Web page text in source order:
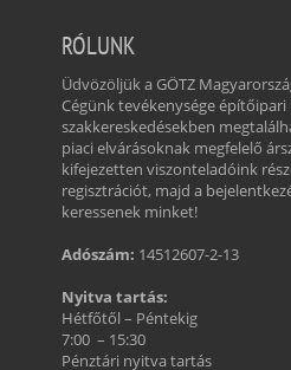
RÓLUNK
Üdvözöljük a GÖTZ
Cégünk tevékenysége
szakkereskedésekben
piaci elvárásoknak megfelelő
kifejezetten viszonteladóink
regisztrációt, majd a
keressenek minket!
Adószám: 14512607-2-13
Nyitva tartás:
Hétfőtől – Péntekig
7:00 – 15:30
Pénztári nyitva tartás